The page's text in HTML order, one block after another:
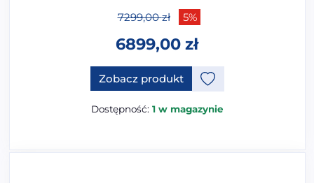
7299,00zł 5%
6899,00 zł
Zobacz produkt
Dostępność: 1 w magazynie